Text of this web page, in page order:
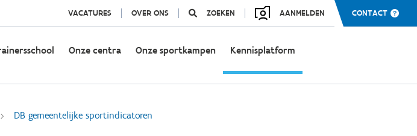
VACATURES OVER ONS ZOEKEN AANMELDEN CONTACT
Onze centra Onze sportkampen Kennisplatform
DB gemeentelijke sportindicatoren